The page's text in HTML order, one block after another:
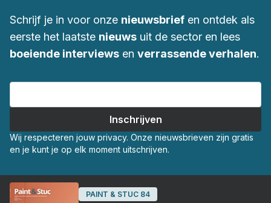
Schrijf je in voor onze nieuwsbrief en ontdek als
eerste het laatste nieuws uit de sector en lees
boeiende interviews en verrassende verhalen.
Wij respecteren jouw privacy. Onze nieuwsbrieven zijn gratis
en je kunt je op elk moment uitschrijven.
PAINT & STUC 84